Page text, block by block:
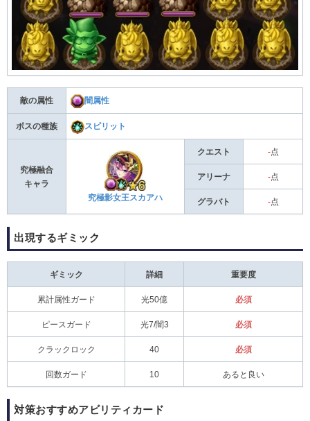
敵の属性 闇属性
ボスの種族 スピリット
究極融合
キャラ
究極影女王スカアハ
クエスト -点
アリーナ -点
グラバト -点
出現するギミック
ギミック 詳細 重要度
累計属性ガード 光50億 必須
ピースガード 光7/闇3 必須
クラックロック 40 必須
回数ガード 10 あると良い
対策おすすめアビリティカード